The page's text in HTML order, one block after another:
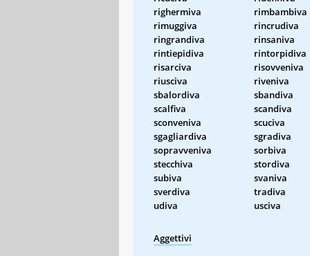
righermiva
rimbambiva
rimuggiva
rincrudiva
ringrandiva
rinsaniva
rintiepidiva
rintorpidiva
risarciva
risovveniva
riusciva
riveniva
sbalordiva
sbandiva
scalfiva
scandiva
sconveniva
scuciva
sgagliardiva
sgradiva
sopravveniva
sorbiva
stecchiva
stordiva
subiva
svaniva
sverdiva
tradiva
udiva
usciva
Aggettivi